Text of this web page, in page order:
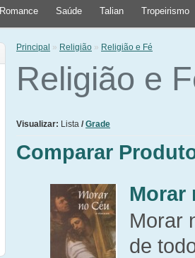
Romance Saúde Talian Tropeirismo
Principal » Religião » Religião e Fé
Religião e
Visualizar: Lista / Grade
Comparar
Morar
Morar
de